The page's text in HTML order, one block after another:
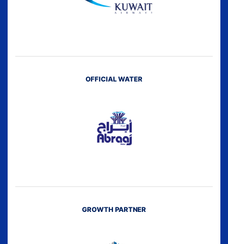
OFFICIAL WATER
GROWTH PARTNER